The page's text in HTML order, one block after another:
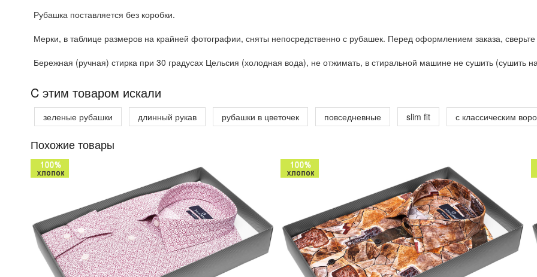
Рубашка поставляется без коробки.
Мерки, в таблице размеров на крайней фотографии, сняты непосредственно с рубашек. Перед оформлением заказа,
Бережная (ручная) стирка при 30 градусах Цельсия (холодная вода), не отжимать, в стиральной машине не сушить (сушить
C этим товаром искали
зеленые рубашки длинный рукав рубашки в цветочек повседневные slim fit с классическим
Похожие товары